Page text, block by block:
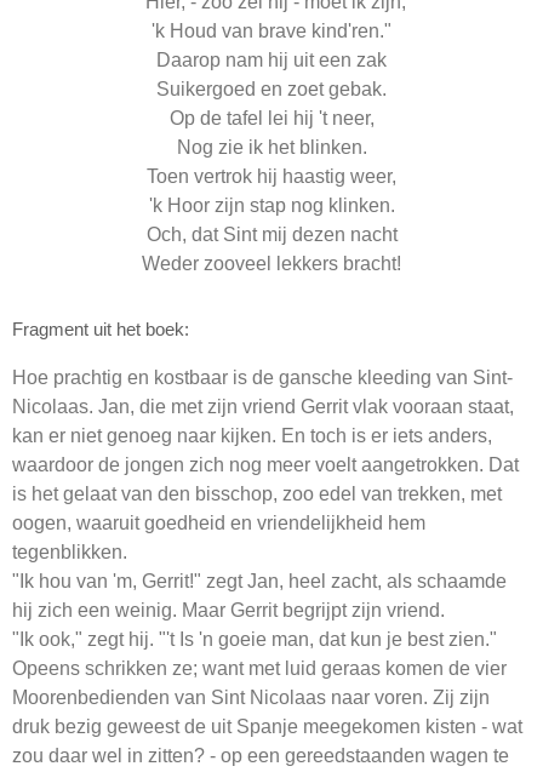
'k Houd van brave kind'ren."
Daarop nam hij uit een zak
Suikergoed en zoet gebak.
Op de tafel lei hij 't neer,
Nog zie ik het blinken.
Toen vertrok hij haastig weer,
'k Hoor zijn stap nog klinken.
Och, dat Sint mij dezen nacht
Weder zooveel lekkers bracht!
Fragment uit het boek:
Hoe prachtig en kostbaar is de gansche kleeding van Sint-
Nicolaas. Jan, die met zijn vriend Gerrit vlak vooraan staat,
kan er niet genoeg naar kijken. En toch is er iets anders,
waardoor de jongen zich nog meer voelt aangetrokken. Dat
is het gelaat van den bisschop, zoo edel van trekken, met
oogen, waaruit goedheid en vriendelijkheid hem
tegenblikken.
"Ik hou van 'm, Gerrit!" zegt Jan, heel zacht, als schaamde
hij zich een weinig. Maar Gerrit begrijpt zijn vriend.
"Ik ook," zegt hij. "'t Is 'n goeie man, dat kun je best zien."
Opeens schrikken ze; want met luid geraas komen de vier
Moorenbedienden van Sint Nicolaas naar voren. Zij zijn
druk bezig geweest de uit Spanje meegekomen kisten - wat
zou daar wel in zitten? - op een gereedstaanden wagen te